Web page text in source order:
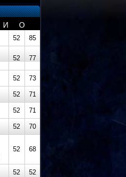
И О
52 85
52 77
52 73
52 71
52 71
52 70
52 68
52 52